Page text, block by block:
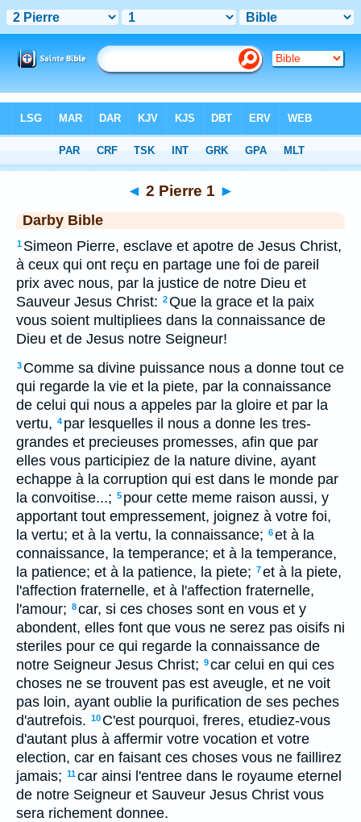
> 2 Pierre 1
◄ 2 Pierre 1 ►
Darby Bible
1 Simeon Pierre, esclave et apotre de Jesus Christ,
à ceux qui ont reçu en partage une foi de pareil
prix avec nous, par la justice de notre Dieu et
Sauveur Jesus Christ: 2Que la grace et la paix
vous soient multipliees dans la connaissance de
Dieu et de Jesus notre Seigneur!
3 Comme sa divine puissance nous a donne tout ce
qui regarde la vie et la piete, par la connaissance
de celui qui nous a appeles par la gloire et par la
vertu, 4 par lesquelles il nous a donne les tres-
grandes et precieuses promesses, afin que par
elles vous participiez de la nature divine, ayant
echappe à la corruption qui est dans le monde par
la convoitise...; 5 pour cette meme raison aussi, y
apportant tout empressement, joignez à votre foi,
la vertu; et à la vertu, la connaissance; 6et à la
connaissance, la temperance; et à la temperance,
la patience; et à la patience, la piete; 7et à la piete,
l'affection fraternelle, et à l'affection fraternelle,
l'amour; 8car, si ces choses sont en vous et y
abondent, elles font que vous ne serez pas oisifs ni
steriles pour ce qui regarde la connaissance de
notre Seigneur Jesus Christ; 9car celui en qui ces
choses ne se trouvent pas est aveugle, et ne voit
pas loin, ayant oublie la purification de ses peches
d'autrefois. 10 C'est pourquoi, freres, etudiez-vous
d'autant plus à affermir votre vocation et votre
election, car en faisant ces choses vous ne faillirez
jamais; 11car ainsi l'entree dans le royaume eternel
de notre Seigneur et Sauveur Jesus Christ vous
sera richement donnee.